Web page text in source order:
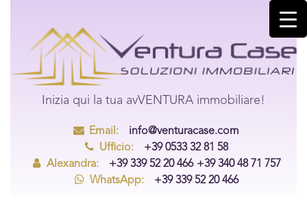
Inizia qui la tua avVENTURA immobiliare!
Email:
info@venturacase.com
Ufficio:
+39 0533 32 81 58
Alexandra:
+39 339 52 20 466 +39 340 48 71 757
WhatsApp:
+39 339 52 20 466